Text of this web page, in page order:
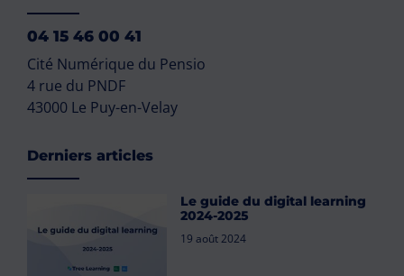
04 15 46 00 41
Cité Numérique du Pensio
4 rue du PNDF
43000 Le Puy-en-Velay
Derniers articles
Le guide du digital learning
2024-2025
19 août 2024